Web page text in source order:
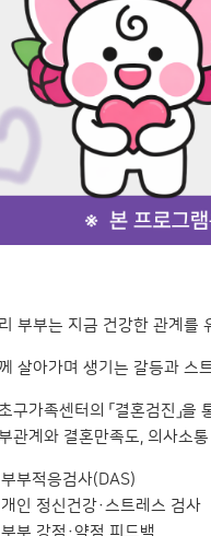
부부는 지금 건강한 관계를
살아가며 생기는 갈등과 스
구가족센터의 「결혼검진」을
관계와 결혼만족도, 의사소
부적응검사(DAS)
인 정신건강·스트레스 검사
부 강점·약점 피드백